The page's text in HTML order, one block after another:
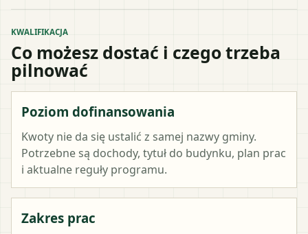
KWALIFIKACJA
Co możesz dostać i czego trzeba
pilnować
Poziom dofinansowania
Kwoty nie da się ustalić z samej nazwy gminy.
Potrzebne są dochody, tytuł do budynku, plan prac
i aktualne reguły programu.
Zakres prac